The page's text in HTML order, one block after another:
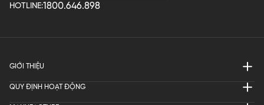
HOTLINE:1800.646.898
GIỚI THIỆU
QUY ĐỊNH HOẠT ĐỘNG